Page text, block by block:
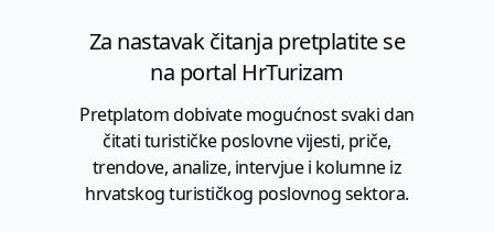
Za nastavak čitanja pretplatite se
na portal HrTurizam
Pretplatom dobivate mogućnost svaki dan
čitati turističke poslovne vijesti, priče,
trendove, analize, intervjue i kolumne iz
hrvatskog turističkog poslovnog sektora.